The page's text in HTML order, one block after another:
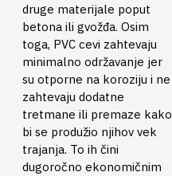
druge materijale poput
betona ili gvožđa. Osim
toga, PVC cevi zahtevaju
minimalno održavanje jer
su otporne na koroziju i ne
zahtevaju dodatne
tretmane ili premaze kako
bi se produžio njihov vek
trajanja. To ih čini
dugoročno ekonomičnim